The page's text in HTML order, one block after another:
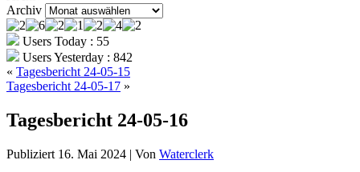
Archiv
Users Today : 55
Users Yesterday : 842
« Tagesbericht 24-05-15
Tagesbericht 24-05-17 »
Tagesbericht 24-05-16
Publiziert 16. Mai 2024 | Von Waterclerk